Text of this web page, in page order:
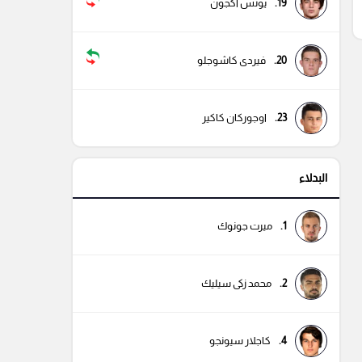
19. يونس أكجون
20. فيردى كاشوجلو
23. اوجوركان كاكير
البدلاء
1. ميرت جونوك
2. محمد زكى سيليك
4. كاجلار سيونجو